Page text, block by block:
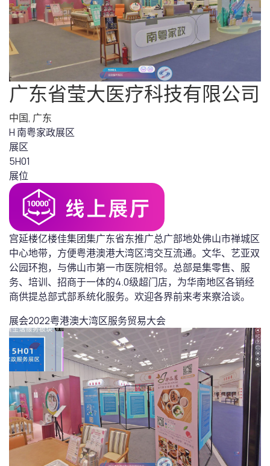
广东省莹大医疗科技有限公司
中国, 广东
H 南粤家政展区
展区
5H01
展位
宫延楼亿楼‬佳集团集‬广东省东‬推广总广‬部地处佛山‬市禅城‬区
中心‬地带，方便粤港澳港‬大湾区湾‬交互流‬通。文华、艺亚‬双
公园环抱，与佛‬山市第一市‬医院相邻。总部‮集是‬零售、服
务、培训、招商于一‬体的4.0级超‬门店，为华南地‬区各销经‬
商供提‬总部式部‬系统化服务。欢迎各界‬前来考来‬察洽谈。
展会2022粤港澳大湾区服务贸易大会